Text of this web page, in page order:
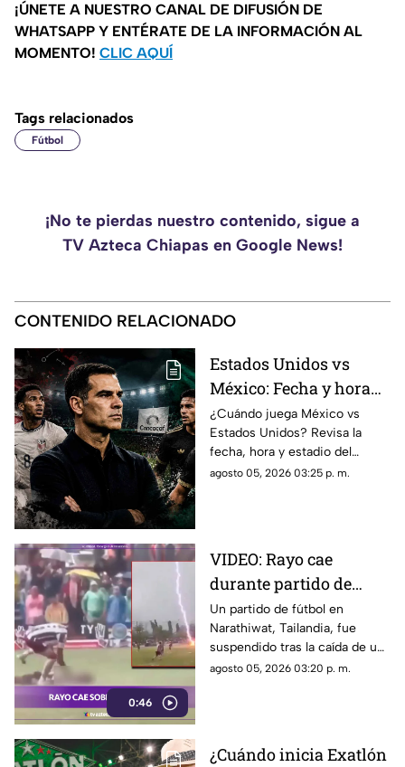
¡ÚNETE A NUESTRO CANAL DE DIFUSIÓN DE
WHATSAPP Y ENTÉRATE DE LA INFORMACIÓN AL
MOMENTO! CLIC AQUÍ
Tags relacionados
Fútbol
¡No te pierdas nuestro contenido, sigue a
TV Azteca Chiapas en Google News!
CONTENIDO RELACIONADO
Estados Unidos vs
México: Fecha y hora
confirmada del primer
Clásico de la Concacaf
de Rafael Márquez
¿Cuándo juega México vs
Estados Unidos? Revisa la
fecha, hora y estadio del
primer Clásico de la Concacaf
agosto 05, 2026 03:25 p. m.
0:46
VIDEO: Rayo cae
durante partido de
fútbol en Tailandia y
deja un jugador
fallecido
Un partido de fútbol en
Narathiwat, Tailandia, fue
suspendido tras la caída de un
rayo en la cancha. El suceso
agosto 05, 2026 03:20 p. m.
¿Cuándo inicia Exatlón